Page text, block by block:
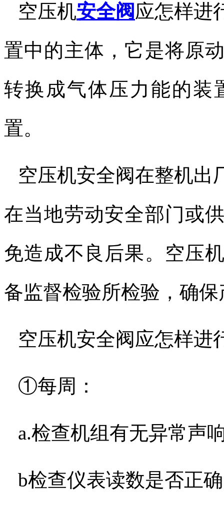
空压机安全阀应怎样进
置中的主体，它是将原
转换成气体压力能的装
置。
空压机安全阀在整机出
在当地劳动安全部门或
免造成不良后果。空压
备监督检验所检验，确
空压机安全阀应怎样进
①每周：
a.检查机组有无异常声
b检查仪表读数是否正